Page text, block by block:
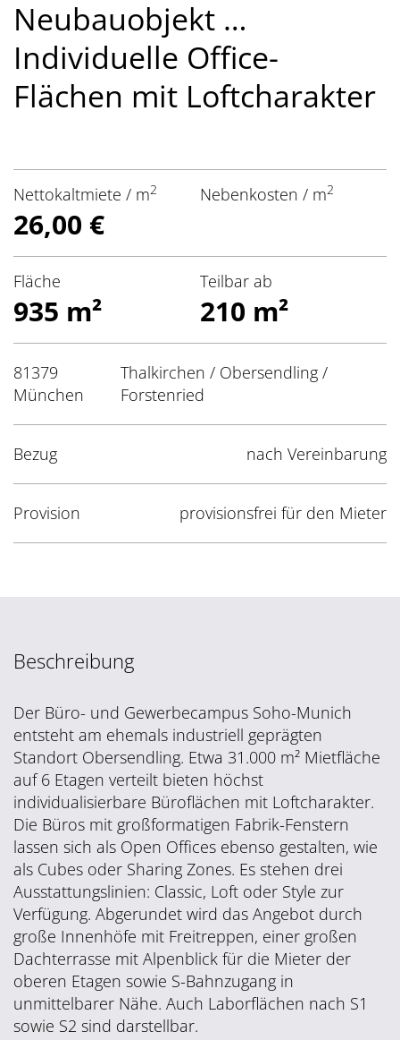
Neubauobjekt …
Individuelle Office-
Flächen mit Loftcharakter
Nettokaltmiete / m2
26,00 €
Nebenkosten / m2
Fläche
935 m²
Teilbar ab
210 m²
81379
München
Thalkirchen / Obersendling /
Forstenried
Bezug nach Vereinbarung
Provision provisionsfrei für den Mieter
Beschreibung
Der Büro- und Gewerbecampus Soho-Munich
entsteht am ehemals industriell geprägten
Standort Obersendling. Etwa 31.000 m² Mietfläche
auf 6 Etagen verteilt bieten höchst
individualisierbare Büroflächen mit Loftcharakter.
Die Büros mit großformatigen Fabrik-Fenstern
lassen sich als Open Offices ebenso gestalten, wie
als Cubes oder Sharing Zones. Es stehen drei
Ausstattungslinien: Classic, Loft oder Style zur
Verfügung. Abgerundet wird das Angebot durch
große Innenhöfe mit Freitreppen, einer großen
Dachterrasse mit Alpenblick für die Mieter der
oberen Etagen sowie S-Bahnzugang in
unmittelbarer Nähe. Auch Laborflächen nach S1
sowie S2 sind darstellbar.